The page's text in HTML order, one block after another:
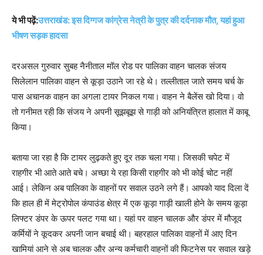
ये भी पढ़ें:उत्तराखंड: इस दिग्गज कांग्रेस नेत्री के पुत्र की दर्दनाक मौत, यहां हुआ
भीषण सड़क हादसा
दरअसल गुरुवार सुबह नैनीताल मॉल रोड पर पालिका वाहन चालक संजय
सिलेलान पालिका वाहन से कूड़ा उठाने जा रहे थे। तल्लीताल जाते समय चर्च के
पास अचानक वाहन का अगला टायर निकल गया। वाहन ने बैलेंस खो दिया। वो
तो गनीमत रही कि संजय ने अपनी सूझबूझ से गाड़ी को अनियंत्रित हालात में काबू
किया।
बताया जा रहा है कि टायर लुढ़कते हुए दूर तक चला गया। जिसकी चपेट में
राहगीर भी आते आते बचे। अच्छा ये रहा किसी राहगीर को भी कोई चोट नहीं
आई। लेकिन अब पालिका के वाहनों पर सवाल उठने लगे हैं। आपको याद दिला दें
कि हाल ही में मेट्रोपोल कंपाउंड क्षेत्र में एक कूड़ा गाड़ी खाली होने के समय कूड़ा
लिफ्टर डंपर के ऊपर पलट गया था। यहां पर वाहन चालक और डंपर में मौजूद
कर्मियों ने कूदकर अपनी जान बचाई थी। बहरहाल पालिका वाहनों में आए दिन
खामियां आने से अब चालक और अन्य कर्मचारी वाहनों की फिटनेस पर सवाल खड़े